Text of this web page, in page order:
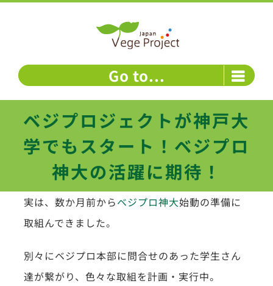
Go to...
ベジプロジェクトが神戸大
学でもスタート！ベジプロ
神大の活躍に期待！
実は、数か月前からベジプロ神大始動の準備に
取組んできました。
別々にベジプロ本部に問合せのあった学生さん
達が繋がり、色々な取組を計画・実行中。